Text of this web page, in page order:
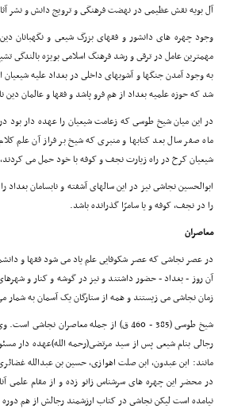
آل بویه نقش عظیمى در نهضت فرهنگى و ترویج دانش و نشر
وجود چهره هاى دانشور و فقهاى بزرگ شیعى و نگهبانان
مهمترین عامل در ترقى و رشد فرهنگ اسلامى بویژه بالندگى
به وجود آمدن جنگها و آشوبهاى داخلى در بغداد علیه
شد که حوزه علمیه بغداد از هم فرو پاشد و فقها و عالمان
ماه صفر سال بعد کتابها و منبرى که شیخ بر فراز آن علم
شیعیان کرخ در راه زیارت نجف و کوفه با خود حمل مى
ابوالحسین نجاشى نیز در این سالهاى آشفته و نابسامان
را در نجف، کوفه و یا سامرّا گذرانده باشد.
معاصران
در عصر نجاشى که عصر شکوفایى علم یاد مى شود فقها و
آن روز - بغداد - حضور داشتند و نیز در گوشه و کنار و
زمان نجاشى مى زیستند و همه از ستارگان یک آسمان به شمار
رجالى بنام شیعى پس از سید مرتضى(رحمه الله)عهده دار
مانند: ابن عبدون، ابن صلت اهوازى، حسین بن عبدالله
در محضر این چهره هاى سرشناس زانو زده و از مقام علمى
نیامده است لیکن نجاشى در کتاب ارزشمند رجالش از هم